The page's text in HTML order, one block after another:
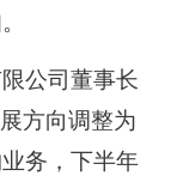
公司董事长
方向调整为
务，下半年